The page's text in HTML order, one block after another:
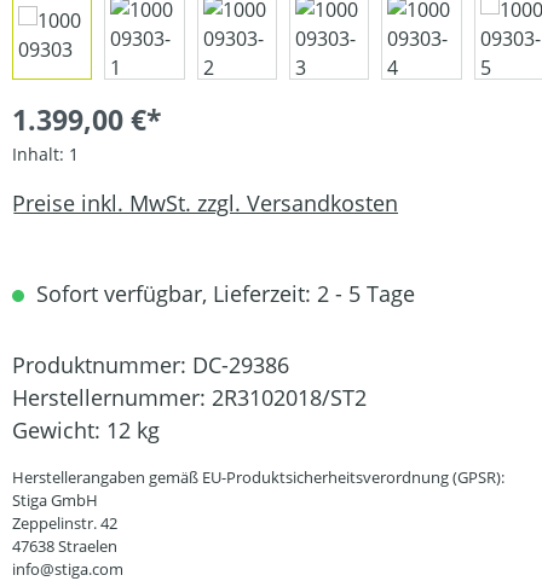
1.399,00 €*
Inhalt: 1
Preise inkl. MwSt. zzgl. Versandkosten
Sofort verfügbar, Lieferzeit: 2 - 5 Tage
Produktnummer: DC-29386
Herstellernummer: 2R3102018/ST2
Gewicht: 12 kg
Herstellerangaben gemäß EU-Produktsicherheitsverordnung (GPSR):
Stiga GmbH
Zeppelinstr. 42
47638 Straelen
info@stiga.com